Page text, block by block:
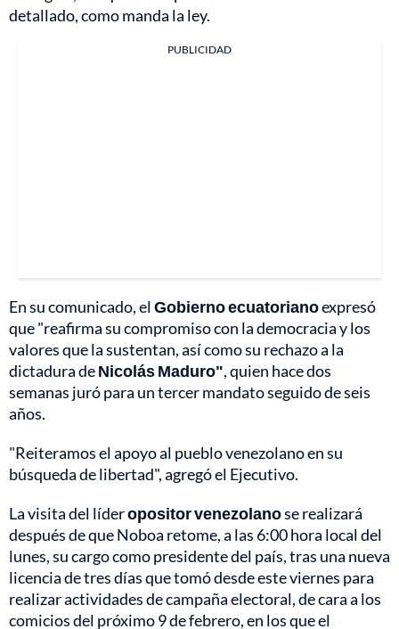
detallado, como manda la ley.
PUBLICIDAD
En su comunicado, elGobierno ecuatorianoexpresó
que "reafirma su compromiso con la democracia y los
valores que la sustentan, así como su rechazo a la
dictadura deNicolás Maduro", quien hace dos
semanas juró para un tercer mandato seguido de seis
años.
"Reiteramos el apoyo al pueblo venezolano en su
búsqueda de libertad", agregó el Ejecutivo.
La visita del líderopositor venezolanose realizará
después de que Noboa retome, a las 6:00 hora local del
lunes, su cargo como presidente del país, tras una nueva
licencia de tres días que tomó desde este viernes para
realizar actividades de campaña electoral, de cara a los
comicios del próximo 9 de febrero, en los que el